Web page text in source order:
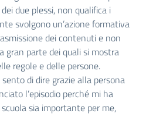
due plessi, non qualifica i
svolgono un’azione formativa
dei contenuti e non
gran parte dei quali si mostra
regole e delle persone.
di dire grazie alla persona
l’episodio perché mi ha
sia importante per me,